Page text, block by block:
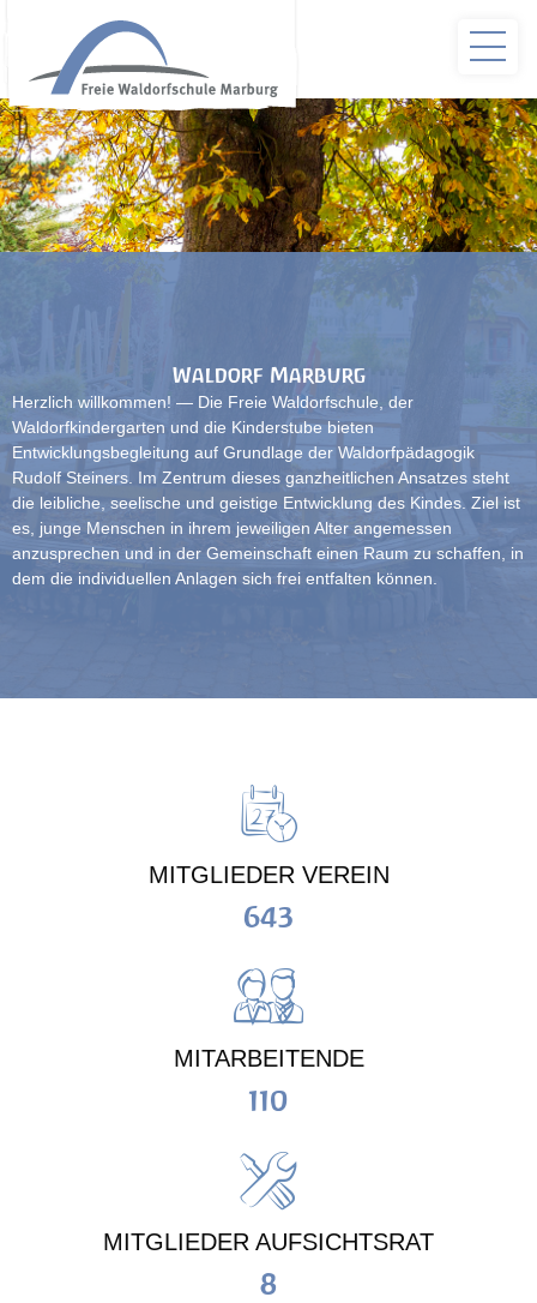
Waldorf Marburg
Herzlich willkommen! — Die Freie Waldorfschule, der
Waldorfkindergarten und die Kinderstube bieten
Entwicklungsbegleitung auf Grundlage der Waldorfpädagogik
Rudolf Steiners. Im Zentrum dieses ganzheitlichen Ansatzes steht
die leibliche, seelische und geistige Entwicklung des Kindes. Ziel ist
es, junge Menschen in ihrem jeweiligen Alter angemessen
anzusprechen und in der Gemeinschaft einen Raum zu schaffen, in
dem die individuellen Anlagen sich frei entfalten können.
MITGLIEDER VEREIN
643
MITARBEITENDE
110
MITGLIEDER AUFSICHTSRAT
8